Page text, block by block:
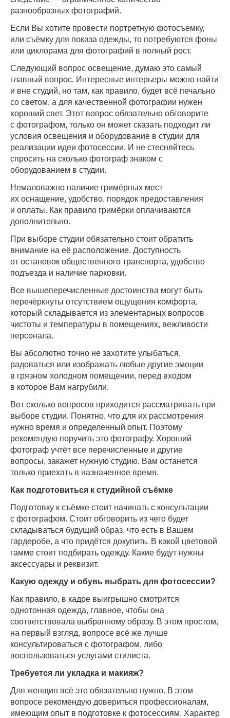
разнообразных фотографий.
Если Вы хотите провести портретную фотосъемку,
или съёмку для показа одежды, то потребуются фоны
или циклорама для фотографий в полный рост.
Следующий вопрос освещение, думаю это самый
главный вопрос. Интересные интерьеры можно найти
и вне студий, но там, как правило, будет всё печально
со светом, а для качественной фотографии нужен
хороший свет. Этот вопрос обязательно обговорите
с фотографом, только он может сказать подходит ли
условия освещения и оборудование в студии для
реализации идеи фотосессии. И не стесняйтесь
спросить на сколько фотограф знаком с
оборудованием в студии.
Немаловажно наличие гримёрных мест
их оснащение, удобство, порядок предоставления
и оплаты. Как правило гримёрки оплачиваются
дополнительно.
При выборе студии обязательно стоит обратить
внимание на её расположение. Доступность
от остановок общественного транспорта, удобство
подъезда и наличие парковки.
Все вышеперечисленные достоинства могут быть
перечёркнуты отсутствием ощущения комфорта,
который складывается из элементарных вопросов
чистоты и температуры в помещениях, вежливости
персонала.
Вы абсолютно точно не захотите улыбаться,
радоваться или изображать любые другие эмоции
в грязном холодном помещении, перед входом
в которое Вам нагрубили.
Вот сколько вопросов приходится рассматривать при
выборе студии. Понятно, что для их рассмотрения
нужно время и определенный опыт. Поэтому
рекомендую поручить это фотографу. Хороший
фотограф учтёт все перечисленные и другие
вопросы, закажет нужную студию. Вам останется
только приехать в назначенное время.
Как подготовиться к студийной съёмке
Подготовку к съёмке стоит начинать с консультации
с фотографом. Стоит обговорить из чего будет
складываться будущий образ, что есть в Вашем
гардеробе, а что придётся докупить. В какой цветовой
гамме стоит подбирать одежду. Какие будут нужны
аксессуары и реквизит.
Какую одежду и обувь выбрать для фотосессии?
Как правило, в кадре выигрышно смотрится
однотонная одежда, главное, чтобы она
соответствовала выбранному образу. В этом простом,
на первый взгляд, вопросе всё же лучше
консультироваться с фотографом, либо
воспользоваться услугами стилиста.
Требуется ли укладка и макияж?
Для женщин всё это обязательно нужно. В этом
вопросе рекомендую довериться профессионалам,
имеющим опыт в подготовке к фотосессиям. Характер